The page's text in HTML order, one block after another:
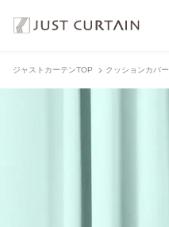
ジャストカーテンTOP クッションカバー